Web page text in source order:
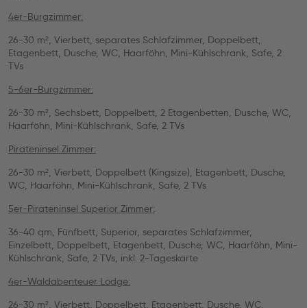
4er-Burgzimmer:
26-30 m², Vierbett, separates Schlafzimmer, Doppelbett,
Etagenbett, Dusche, WC, Haarföhn, Mini-Kühlschrank, Safe, 2
TVs
5-6er-Burgzimmer:
26-30 m², Sechsbett, Doppelbett, 2 Etagenbetten, Dusche, WC,
Haarföhn, Mini-Kühlschrank, Safe, 2 TVs
Pirateninsel Zimmer:
26-30 m², Vierbett, Doppelbett (Kingsize), Etagenbett, Dusche,
WC, Haarföhn, Mini-Kühlschrank, Safe, 2 TVs
5er-Pirateninsel Superior Zimmer:
36-40 qm, Fünfbett, Superior, separates Schlafzimmer,
Einzelbett, Doppelbett, Etagenbett, Dusche, WC, Haarföhn, Mini-
Kühlschrank, Safe, 2 TVs, inkl. 2-Tageskarte
4er-Waldabenteuer Lodge:
26-30 m², Vierbett, Doppelbett, Etagenbett, Dusche, WC,